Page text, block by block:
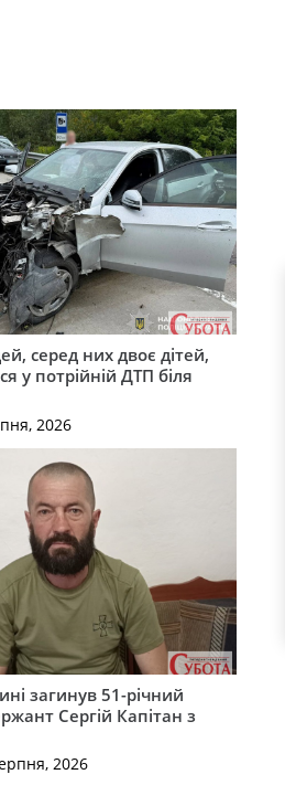
серед них двоє дітей,
у потрійній ДТП біля
2026
загинув 51-річний
Сергій Капітан з
2026